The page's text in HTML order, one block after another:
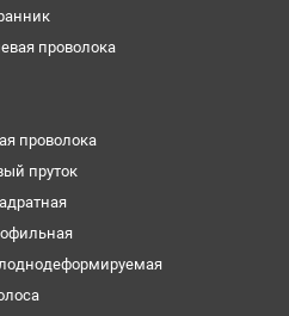
проволока
проволока
пруток